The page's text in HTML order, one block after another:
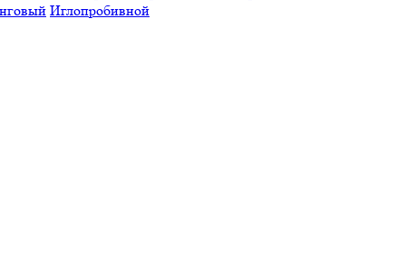
Иглопробивной